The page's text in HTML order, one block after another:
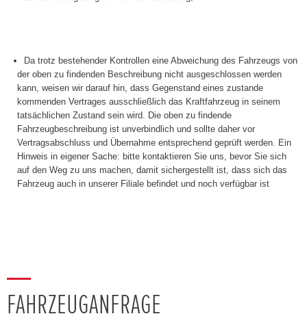
Da trotz bestehender Kontrollen eine Abweichung des Fahrzeugs von
der oben zu findenden Beschreibung nicht ausgeschlossen werden
kann, weisen wir darauf hin, dass Gegenstand eines zustande
kommenden Vertrages ausschließlich das Kraftfahrzeug in seinem
tatsächlichen Zustand sein wird. Die oben zu findende
Fahrzeugbeschreibung ist unverbindlich und sollte daher vor
Vertragsabschluss und Übernahme entsprechend geprüft werden. Ein
Hinweis in eigener Sache: bitte kontaktieren Sie uns, bevor Sie sich
auf den Weg zu uns machen, damit sichergestellt ist, dass sich das
Fahrzeug auch in unserer Filiale befindet und noch verfügbar ist
FAHRZEUGANFRAGE